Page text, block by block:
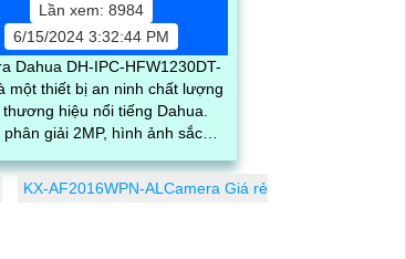
Lần xem: 8984
6/15/2024 3:32:44 PM
Dahua DH-IPC-HFW1230DT-
một thiết bị an ninh chất lượng
hiệu nổi tiếng Dahua.
giải 2MP, hình ảnh sắc
thông minh giúp quan sát
kiện ánh sáng yếu
KX-AF2016WPN-ALCamera Giá rẻ